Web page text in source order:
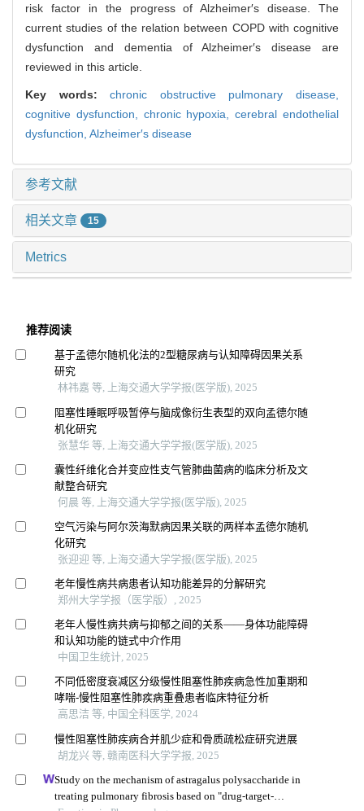
risk factor in the progress of Alzheimer′s disease. The
current studies of the relation between COPD with cognitive
dysfunction and dementia of Alzheimer′s disease are
reviewed in this article.
Key words:chronic obstructive pulmonary disease,
cognitive dysfunction, chronic hypoxia,cerebral endothelial
dysfunction, Alzheimer′s disease
参考文献
相关文章 15
Metrics
推荐阅读
基于孟德尔随机化法的2型糖尿病与认知障碍因果关系
研究
林祎嘉 等, 上海交通大学学报(医学版), 2025
阻塞性睡眠呼吸暂停与脑成像衍生表型的双向孟德尔随
机化研究
张慧华 等, 上海交通大学学报(医学版), 2025
囊性纤维化合并变应性支气管肺曲菌病的临床分析及文
献整合研究
何晨 等, 上海交通大学学报(医学版), 2025
空气污染与阿尔茨海默病因果关联的两样本孟德尔随机
化研究
张迎迎 等, 上海交通大学学报(医学版), 2025
老年慢性病共病患者认知功能差异的分解研究
郑州大学学报（医学版）, 2025
老年人慢性病共病与抑郁之间的关系——身体功能障碍
和认知功能的链式中介作用
中国卫生统计, 2025
不同低密度衰减区分级慢性阻塞性肺疾病急性加重期和
哮喘-慢性阻塞性肺疾病重叠患者临床特征分析
高思洁 等, 中国全科医学, 2024
慢性阻塞性肺疾病合并肌少症和骨质疏松症研究进展
胡龙兴 等, 赣南医科大学学报, 2025
Study on the mechanism of astragalus polysaccharide in
treating pulmonary fibrosis based on "drug-target-